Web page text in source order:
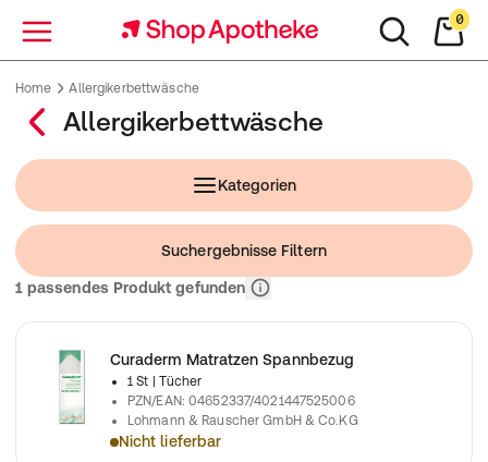
Menü
0
Home Allergikerbettwäsche
Allergikerbettwäsche
Kategorien
Suchergebnisse Filtern
1 passendes Produkt gefundenRelevanz
Curaderm Matratzen Spannbezug
1 St
| Tücher
PZN/EAN:04652337/4021447525006
Lohmann & Rauscher GmbH & Co.KG
Nicht lieferbar